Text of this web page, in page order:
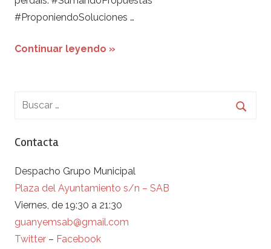
#ProponiendoSoluciones …
Continuar leyendo »
Contacta
Despacho Grupo Municipal
Plaza del Ayuntamiento s/n – SAB
Viernes, de 19:30 a 21:30
guanyemsab@gmail.com
Twitter – Facebook